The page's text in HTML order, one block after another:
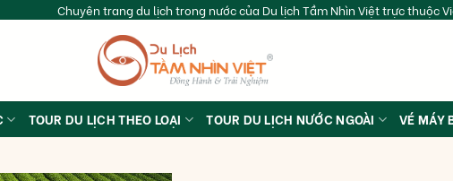
Chuyên trang du lịch trong nước của Du lịch Tầm Nhìn Việt trực thuộc
TOUR DU LỊCH THEO LOẠI TOUR DU LỊCH NƯỚC NGOÀI VÉ MÁY